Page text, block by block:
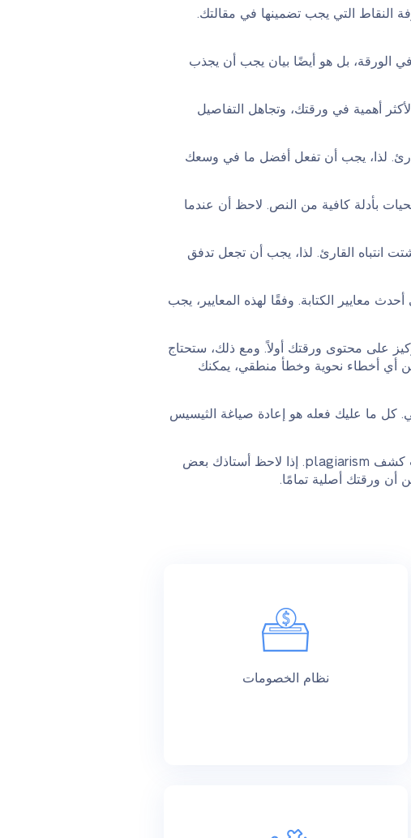
النقاط التي يجب تضمينها في مقالتك.
الورقة، بل هو أيضًا بيان يجب أن يجذب
أهمية في ورقتك، وتجاهل التفاصيل
لذا، يجب أن تفعل أفضل ما في وسعك
بأدلة كافية من النص. لاحظ أن عندما
انتباه القارئ. لذا، يجب أن تجعل تدفق
معايير الكتابة. وفقًا لهذه المعايير، يجب
على محتوى ورقتك أولاً. ومع ذلك، ستحتاج
أي أخطاء نحوية وخطأ منطقي، يمكنك
كل ما عليك فعله هو إعادة صياغة الثيسيس
اجعل ورقتك فريدة. في البيئة الأكاديمية الحالية، يتم فحص جميع الأوراق بعناية من خلال أدوات كشف plagiarism. إذا لاحظ أستاذك بعض
أن ورقتك أصلية تمامًا.
نظام الخصومات